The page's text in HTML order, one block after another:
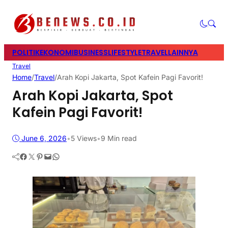
POLITIKEKONOMIBUSINESSLIFESTYLETRAVELLAINNYA
Travel
Home/Travel/Arah Kopi Jakarta, Spot Kafein Pagi Favorit!
Arah Kopi Jakarta, Spot
Kafein Pagi Favorit!
June 6, 2026•5 Views•9 Min read
Facebook Twitter Pinterest Mail WhatsApp